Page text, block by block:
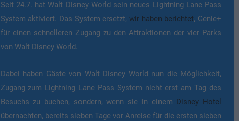
Seit 24.7. hat Walt Disney World sein neues Lightning Lane Pass
System aktiviert. Das System ersetzt, wir haben berichtet, Genie+
für einen schnelleren Zugang zu den Attraktionen der vier Parks
von Walt Disney World.
Dabei haben Gäste von Walt Disney World nun die Möglichkeit,
Zugang zum Lightning Lane Pass System nicht erst am Tag des
Besuchs zu buchen, sondern, wenn sie in einem Disney Hotel
übernachten, bereits sieben Tage vor Anreise für die ersten sieben